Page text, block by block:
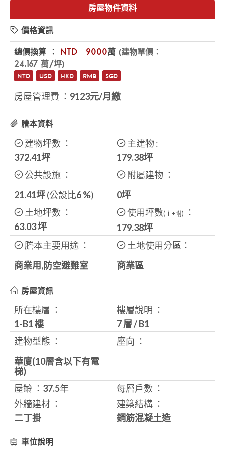
房屋物件資料
價格資訊
總價換算 ： NTD $9000萬 (建物單價：
24.167 萬/坪)
NTD USD HKD RMB SGD
房屋管理費 ： 9123元/月繳
謄本資料
建物坪數 ：
372.41坪
主建物 :
179.38坪
公共設施 ：
21.41坪(公設比6%)
附屬建物 ：
0坪
土地坪數 ：
63.03坪
使用坪數(主+附)
：
179.38坪
謄本主要用途 ：
商業用,防空避難室
土地使用分區：
商業區
房屋資訊
所在樓層 ：
1-B1 樓
樓層說明 ：
7 層/B1
建物型態 ：
華廈(10層含以下有電
梯)
座向 ：
屋齡 ： 37.5年
每層戶數 ：
外牆建材 ：
二丁掛
建築結構 ：
鋼筋混凝土造
車位說明